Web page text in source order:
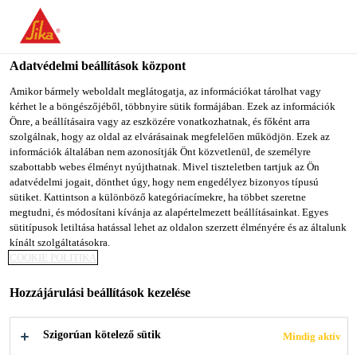
You are accessing "Sika Magyarország", it seems you are
accessing it from "Egyesült Államok". We have a dedicated
website for your country.
TO SIKA
USA
STAY ON SIKA
MAGYARORSZÁG
SELECT A
COUNTRY
Sika Magyarország
HŰTŐSZEKRÉNY
Adatvédelmi beállítások központ
Amikor bármely weboldalt meglátogatja, az információkat tárolhat vagy
kérhet le a böngészőjéből, többnyire sütik formájában. Ezek az információk
Önre, a beállításaira vagy az eszközére vonatkozhatnak, és főként arra
szolgálnak, hogy az oldal az elvárásainak megfelelően működjön. Ezek az
információk általában nem azonosítják Önt közvetlenül, de személyre
szabottabb webes élményt nyújthatnak. Mivel tiszteletben tartjuk az Ön
adatvédelmi jogait, dönthet úgy, hogy nem engedélyez bizonyos típusú
sütiket. Kattintson a különböző kategóriacímekre, ha többet szeretne
megtudni, és módosítani kívánja az alapértelmezett beállításainkat. Egyes
sütitípusok letiltása hatással lehet az oldalon szerzett élményére és az általunk
kínált szolgáltatásokra.
COOKIE POLITIKA
Hozzájárulási beállítások kezelése
Szigorúan kötelező sütik Mindig aktív